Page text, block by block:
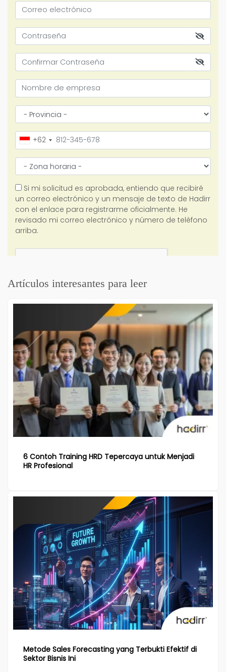
Artículos interesantes para leer
6 Contoh Training HRD Tepercaya untuk Menjadi
HR Profesional
Metode Sales Forecasting yang Terbukti Efektif di
Sektor Bisnis Ini